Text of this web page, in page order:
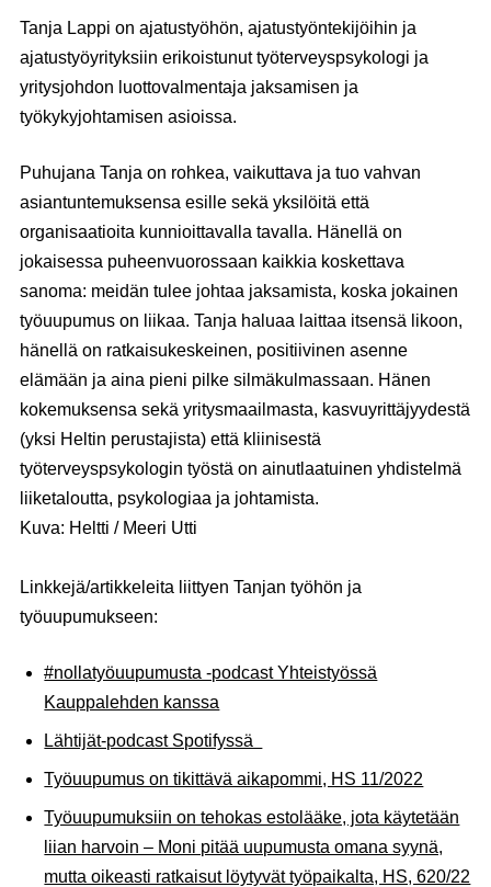
Tanja Lappi on ajatustyöhön, ajatustyöntekijöihin ja
ajatustyöyrityksiin erikoistunut työterveyspsykologi ja
yritysjohdon luottovalmentaja jaksamisen ja
työkykyjohtamisen asioissa.
Puhujana Tanja on rohkea, vaikuttava ja tuo vahvan
asiantuntemuksensa esille sekä yksilöitä että
organisaatioita kunnioittavalla tavalla. Hänellä on
jokaisessa puheenvuorossaan kaikkia koskettava
sanoma: meidän tulee johtaa jaksamista, koska jokainen
työuupumus on liikaa. Tanja haluaa laittaa itsensä likoon,
hänellä on ratkaisukeskeinen, positiivinen asenne
elämään ja aina pieni pilke silmäkulmassaan. Hänen
kokemuksensa sekä yritysmaailmasta, kasvuyrittäjyydestä
(yksi Heltin perustajista) että kliinisestä
työterveyspsykologin työstä on ainutlaatuinen yhdistelmä
liiketaloutta, psykologiaa ja johtamista.
Kuva: Heltti / Meeri Utti
Linkkejä/artikkeleita liittyen Tanjan työhön ja
työuupumukseen:
#nollatyöuupumusta -podcast Yhteistyössä
Kauppalehden kanssa
Lähtijät-podcast Spotifyssä
Työuupumus on tikittävä aikapommi, HS 11/2022
Työ­uupumuksiin on tehokas esto­lääke, jota käytetään
liian harvoin – Moni pitää uupumusta omana syynä,
mutta oikeasti ratkaisut löytyvät työpaikalta, HS, 620/22